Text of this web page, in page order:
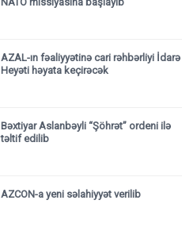
AZAL-ın fəaliyyətinə cari rəhbərliyi İdarə
Heyəti həyata keçirəcək
Bəxtiyar Aslanbəyli “Şöhrət” ordeni ilə
təltif edilib
AZCON-a yeni səlahiyyət verilib